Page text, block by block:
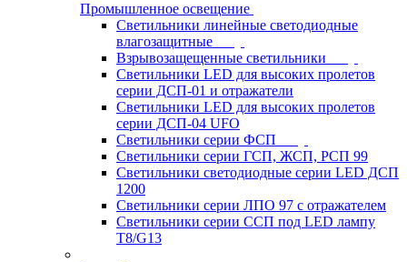
Промышленное освещение
Светильники линейные светодиодные
влагозащитные
Взрывозащещенные светильники
Светильники LED для высоких пролетов
серии ДСП-01 и отражатели
Светильники LED для высоких пролетов
серии ДСП-04 UFO
Светильники серии ФСП
Светильники серии ГСП, ЖСП, РСП 99
Светильники светодиодные серии LED ДСП
1200
Светильники серии ЛПО 97 с отражателем
Светильники серии ССП под LED лампу
T8/G13